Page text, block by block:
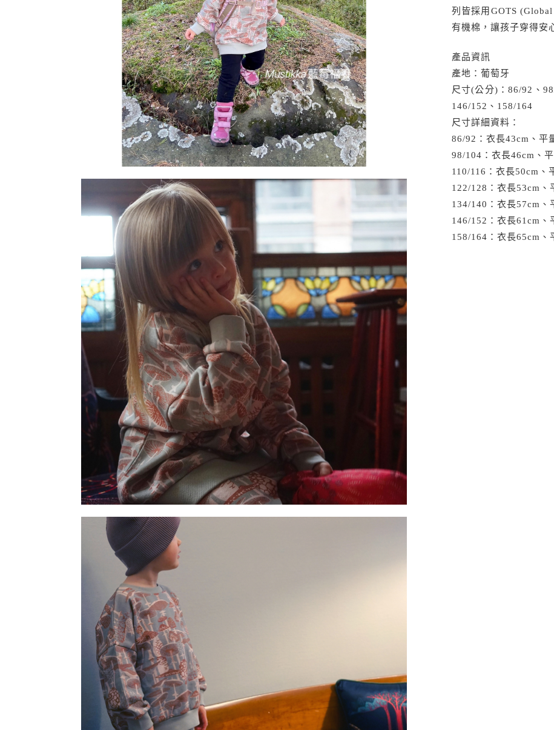
列皆採用GOTS
有機棉，讓孩子穿得安
產品資訊
產地：葡萄牙
尺寸(公分)：86/92、
146/152、158/164
尺寸詳細資料：
86/92：衣長43cm、平
98/104：衣長46cm、
110/116：衣長50cm、
122/128：衣長53cm、
134/140：衣長57cm、
146/152：衣長61cm、
158/164：衣長65cm、